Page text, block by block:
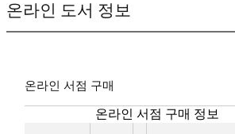
온라인 도서 정보
온라인 서점 구매
온라인 서점 구매 정보